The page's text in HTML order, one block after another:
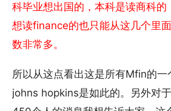
科毕业想出国的，本科是读商科的
想读finance的也只能从这几个里
数非常多。
所以从这点看出这是所有Mfin的
johns hopkins是如此的。另外对